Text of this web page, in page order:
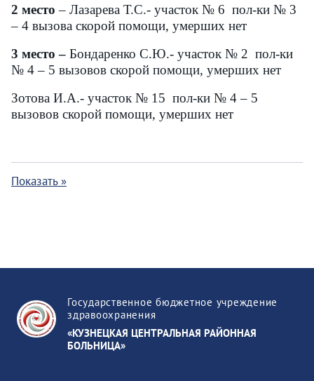
2 место – ​​​​​​​Лазарева Т.С.- участок № 6 пол-ки № 3
– 4 вызова скорой помощи, умерших нет
3 место – Бондаренко С.Ю.- участок № 2 пол-ки
№ 4 – 5 вызовов скорой помощи, умерших нет
Зотова И.А.- участок № 15 пол-ки № 4 – 5
вызовов скорой помощи, умерших нет
Показать »
Государственное бюджетное учреждение
здравоохранения
«КУЗНЕЦКАЯ ЦЕНТРАЛЬНАЯ РАЙОННАЯ
БОЛЬНИЦА»